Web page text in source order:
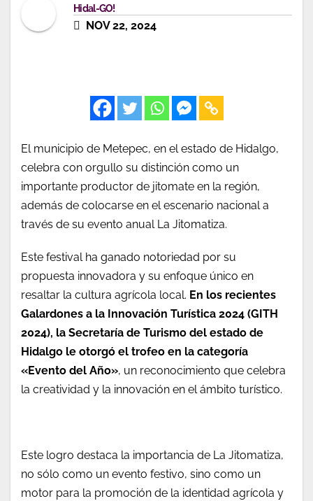
Hidal-GO!
NOV 22, 2024
El municipio de Metepec, en el estado de Hidalgo,
celebra con orgullo su distinción como un
importante productor de jitomate en la región,
además de colocarse en el escenario nacional a
través de su evento anual La Jitomatiza.
Este festival ha ganado notoriedad por su
propuesta innovadora y su enfoque único en
resaltar la cultura agrícola local. En los recientes
Galardones a la Innovación Turística 2024 (GITH
2024), la Secretaría de Turismo del estado de
Hidalgo le otorgó el trofeo en la categoría
«Evento del Año», un reconocimiento que celebra
la creatividad y la innovación en el ámbito turístico.
Este logro destaca la importancia de La Jitomatiza,
no sólo como un evento festivo, sino como un
motor para la promoción de la identidad agrícola y